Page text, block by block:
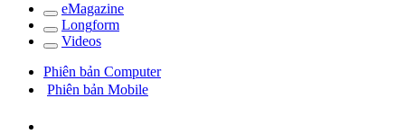
eMagazine
Longform
Videos
Phiên bản Computer
Phiên bản Mobile